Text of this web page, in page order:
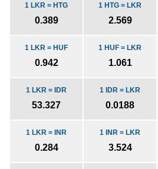
1 HTG = LKR
2.569
1 LKR = HTG
0.389
1 HUF = LKR
1.061
1 LKR = HUF
0.942
1 IDR = LKR
0.0188
1 LKR = IDR
53.327
1 INR = LKR
3.524
1 LKR = INR
0.284